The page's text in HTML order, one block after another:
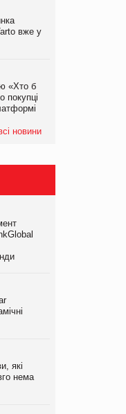
вже у
«Хто б
покупці
новини
дзвінки
дзвінки
які
нема